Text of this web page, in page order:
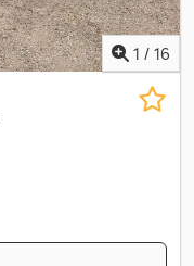
1 / 16